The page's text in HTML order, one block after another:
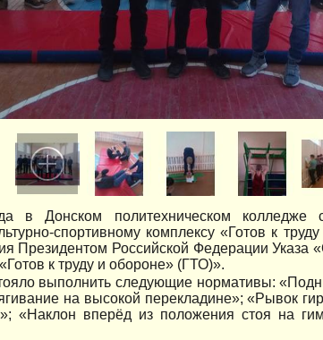
в Донском политехническом колледже
спортивному комплексу «Готов к
Президентом Российской Федерации Указа
к труду и обороне» (ГТО)».
выполнить следующие нормативы:
на высокой перекладине»; «Рывок
«Наклон вперёд из положения стоя на